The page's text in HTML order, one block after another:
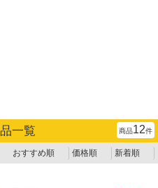
一覧 商品12件
おすすめ順 価格順 新着順